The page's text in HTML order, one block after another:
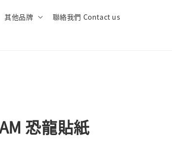
其他品牌 聯絡我們 Contact us
恐龍貼紙